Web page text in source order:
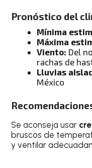
Pronóstico del
Mínima
Máxima
Viento: Del
rachas de
Lluvias
México
Se aconseja usar
bruscos de
y ventilar